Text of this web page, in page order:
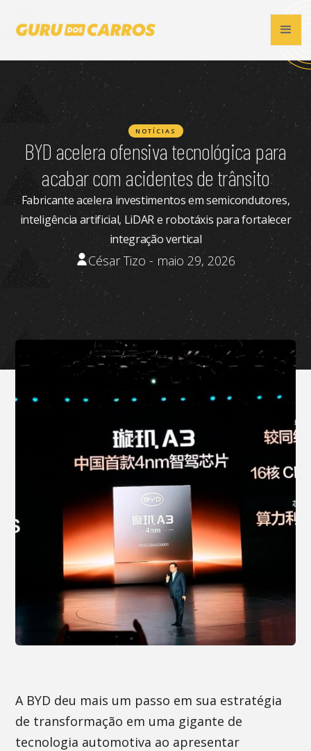
NOTÍCIAS
BYD acelera ofensiva tecnológica para
acabar com acidentes de trânsito
Fabricante acelera investimentos em semicondutores,
inteligência artificial, LiDAR e robotáxis para fortalecer
integração vertical
César Tizo - maio 29, 2026
A BYD deu mais um passo em sua estratégia
de transformação em uma gigante de
tecnologia automotiva ao apresentar